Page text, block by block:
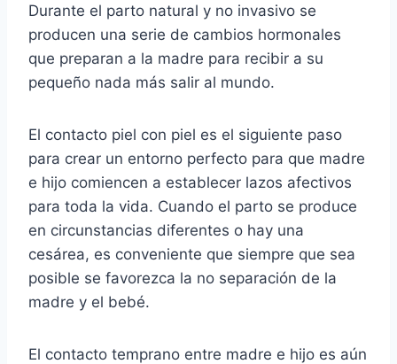
Durante el parto natural y no invasivo se
producen una serie de cambios hormonales
que preparan a la madre para recibir a su
pequeño nada más salir al mundo.
El contacto piel con piel es el siguiente paso
para crear un entorno perfecto para que madre
e hijo comiencen a establecer lazos afectivos
para toda la vida. Cuando el parto se produce
en circunstancias diferentes o hay una
cesárea, es conveniente que siempre que sea
posible se favorezca la no separación de la
madre y el bebé.
El contacto temprano entre madre e hijo es aún